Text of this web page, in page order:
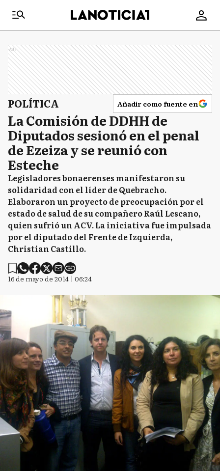
Ads
POLÍTICA Añadir como fuente en
La Comisión de DDHH de
Diputados sesionó en el penal
de Ezeiza y se reunió con
Esteche
Legisladores bonaerenses manifestaron su
solidaridad con el líder de Quebracho.
Elaboraron un proyecto de preocupación por el
estado de salud de su compañero Raúl Lescano,
quien sufrió un ACV. La iniciativa fue impulsada
por el diputado del Frente de Izquierda,
Christian Castillo.
16 de mayo de 2014 | 06:24